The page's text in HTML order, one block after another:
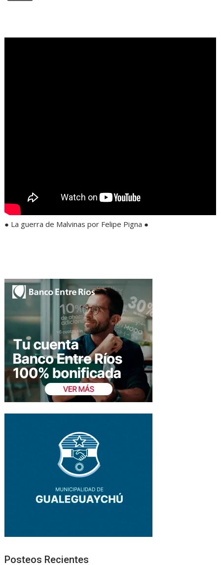
● La guerra de Malvinas por Felipe Pigna ●
Posteos Recientes